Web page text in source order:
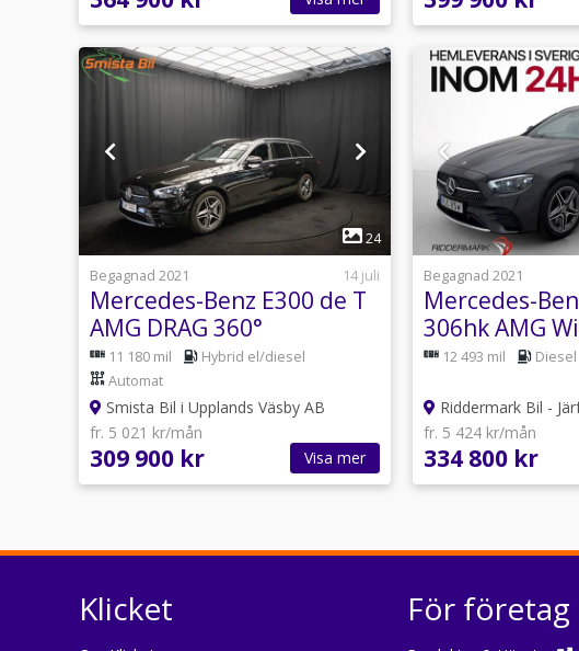
1
24
Begagnad 2021
14 juli
Mercedes-Benz E300 de T
AMG DRAG 360°
MULTIBEAM AMBIENT-
LIGHTNING MOMS
11 180 mil
Hybrid el/diesel
Automat
Smista Bil i Upplands Väsby AB
fr. 5 021 kr/mån
309 900 kr Visa mer
1
Begagnad 2021
Mercedes-
306hk AMG
360° Drag
12 493 mil Diesel
Riddermark Bil -
fr. 5 424 kr/mån
334 800 kr
Klicket För företag